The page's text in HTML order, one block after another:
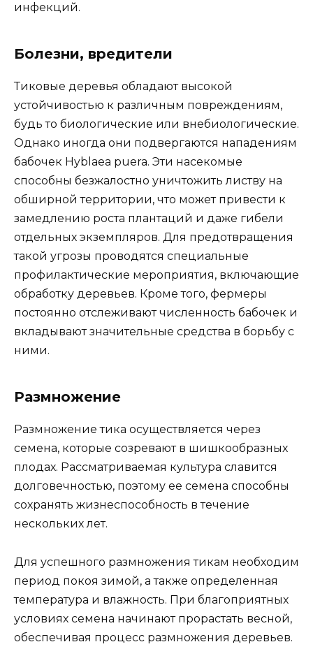
инфекций.
Болезни, вредители
Тиковые деревья обладают высокой
устойчивостью к различным повреждениям,
будь то биологические или внебиологические.
Однако иногда они подвергаются нападениям
бабочек Hyblaea puera. Эти насекомые
способны безжалостно уничтожить листву на
обширной территории, что может привести к
замедлению роста плантаций и даже гибели
отдельных экземпляров. Для предотвращения
такой угрозы проводятся специальные
профилактические мероприятия, включающие
обработку деревьев. Кроме того, фермеры
постоянно отслеживают численность бабочек и
вкладывают значительные средства в борьбу с
ними.
Размножение
Размножение тика осуществляется через
семена, которые созревают в шишкообразных
плодах. Рассматриваемая культура славится
долговечностью, поэтому ее семена способны
сохранять жизнеспособность в течение
нескольких лет.
Для успешного размножения тикам необходим
период покоя зимой, а также определенная
температура и влажность. При благоприятных
условиях семена начинают прорастать весной,
обеспечивая процесс размножения деревьев.